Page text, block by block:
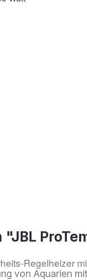
Regelheizer
von Aquarien